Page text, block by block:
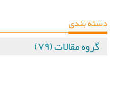
دسته بندی
گروه مقالات (۷۹)